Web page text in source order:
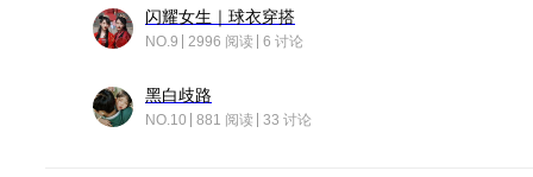
闪耀女生｜球衣穿搭
NO.9 2996 阅读 6 讨论
黑白歧路
NO.10 881 阅读 33 讨论